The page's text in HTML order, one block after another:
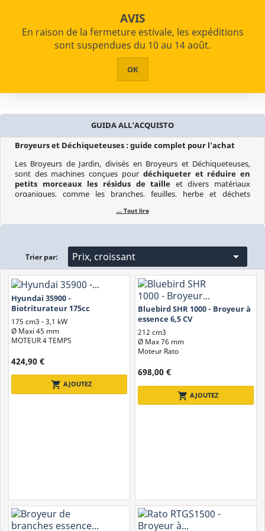
Retour sous 14 jours

PRODUITS
Jardinage et agriculture
GUIDA ALL'ACQUISTO
Broyeurs et Déchiqueteuses : guide complet pour l'achat
Les Broyeurs de Jardin, divisés en Broyeurs et Déchiqueteuses,
sont des machines conçues pour déchiqueter et réduire en
petits morceaux les résidus de taille et divers matériaux
organiques, comme les branches, feuilles, herbe et déchets
une place de choix dans le domaine du jardinage moderne,
notamment après l'interdiction de brûler les broussailles et
L'utilisation d'un Broyeur permet d'éviter d'avoir à transporter
des quantités volumineuses et encombrantes de déchets verts en
décharge, en les réduisant en petits morceaux et en les
transformant en matière première idéale pour un compost de
haute qualité parfait pour la fertilisation.
Dans ce guide d'achat d'un broyeur et d'une déchiqueteuse,
seront décrits les différents types de broyeurs existants et leurs
différences en termes de qualité.
Sommaire du Guide :
Différence entre Broyeur et Déchiqueteuse
Types de Broyeurs
Électriques
À quoi sert un Broyeur
... Tout lire
Trier par: Prix, croissant 
Hyundai 35900 -
Biotriturateur 175cc
175 cm3 - 3,1 kW
Ø Maxi 45 mm
MOTEUR 4 TEMPS
424,90 €
shopping_cart AJOUTEZ
Bluebird SHR 1000 - Broyeur à
essence 6,5 CV
212 cm3
Ø Max 76 mm
Moteur Rato
698,00 €
shopping_cart AJOUTEZ
AVIS
En raison de la fermeture estivale, les expéditions
sont suspendues du 10 au 14 août.
OK